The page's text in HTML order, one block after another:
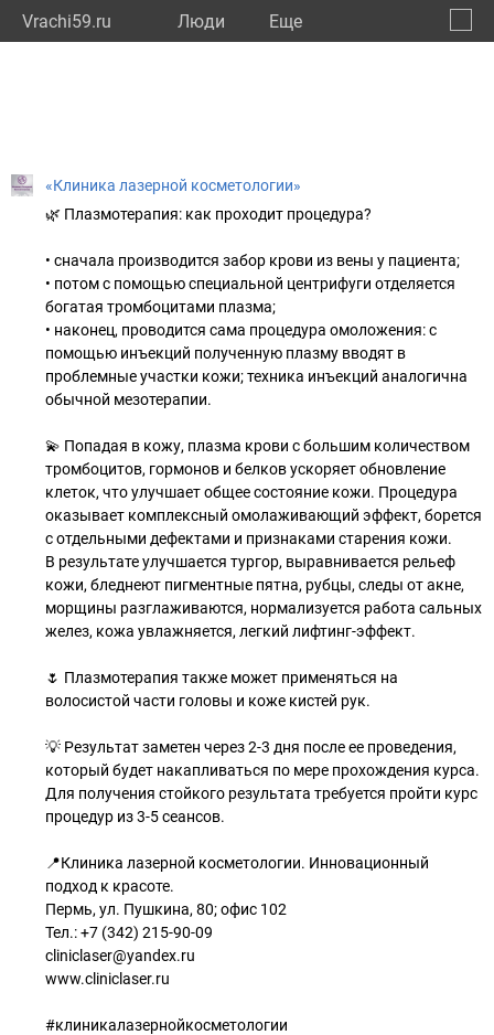
Vrachi59.ru Люди Eще
«Клиника лазерной косметологии»
🌿 Плазмотерапия: как проходит процедура?
• сначала производится забор крови из вены у пациента;
• потом с помощью специальной центрифуги отделяется
богатая тромбоцитами плазма;
• наконец, проводится сама процедура омоложения: с
помощью инъекций полученную плазму вводят в
проблемные участки кожи; техника инъекций аналогична
обычной мезотерапии.
💫 Попадая в кожу, плазма крови с большим количеством
тромбоцитов, гормонов и белков ускоряет обновление
клеток, что улучшает общее состояние кожи. Процедура
оказывает комплексный омолаживающий эффект, борется
с отдельными дефектами и признаками старения кожи.
В результате улучшается тургор, выравнивается рельеф
кожи, бледнеют пигментные пятна, рубцы, следы от акне,
морщины разглаживаются, нормализуется работа сальных
желез, кожа увлажняется, легкий лифтинг-эффект.
🌷 Плазмотерапия также может применяться на
волосистой части головы и коже кистей рук.
💡 Результат заметен через 2-3 дня после ее проведения,
который будет накапливаться по мере прохождения курса.
Для получения стойкого результата требуется пройти курс
процедур из 3-5 сеансов.
📍Клиника лазерной косметологии. Инновационный
подход к красоте.
Пермь, ул. Пушкина, 80; офис 102
Тел.: +7 (342) 215-90-09
cliniclaser@yandex.ru
www.cliniclaser.ru
#клиникалазернойкосметологии